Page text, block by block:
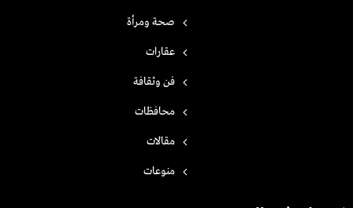
صحة ومرأة
عقارات
فن وثقافة
محافظات
مقالات
منوعات